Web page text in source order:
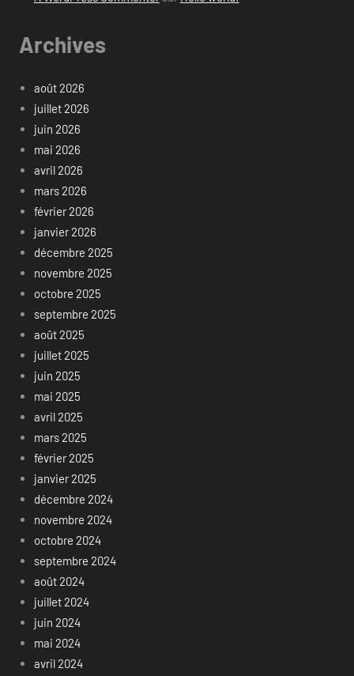
Archives
août 2026
juillet 2026
juin 2026
mai 2026
avril 2026
mars 2026
février 2026
janvier 2026
décembre 2025
novembre 2025
octobre 2025
septembre 2025
août 2025
juillet 2025
juin 2025
mai 2025
avril 2025
mars 2025
février 2025
janvier 2025
décembre 2024
novembre 2024
octobre 2024
septembre 2024
août 2024
juillet 2024
juin 2024
mai 2024
avril 2024